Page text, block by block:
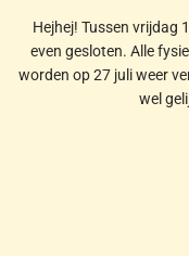
Hejhej! Tussen vrijdag
even gesloten. Alle
worden op 27 juli weer
wel